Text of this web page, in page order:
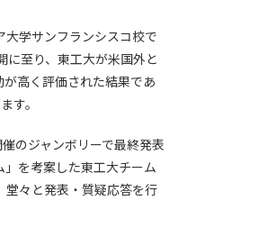
学サンフランシスコ校で
至り、東工大が米国外と
高く評価された結果であ
す。
のジャンボリーで最終発表
を考案した東工大チーム
堂々と発表・質疑応答を行